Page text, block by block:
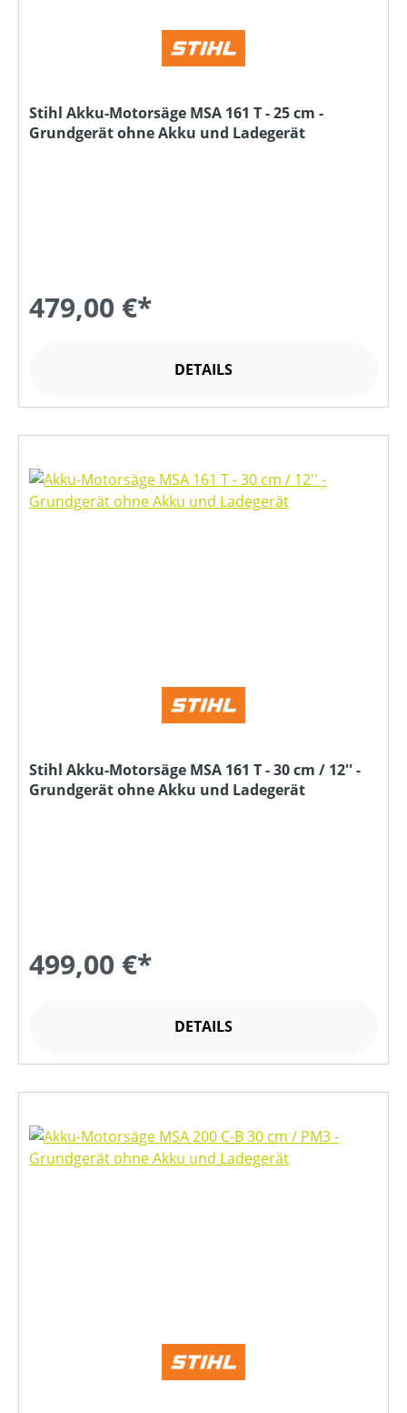
Stihl Akku-Motorsäge MSA 161 T - 25 cm -
Grundgerät ohne Akku und Ladegerät
479,00 €*
DETAILS
Stihl Akku-Motorsäge MSA 161 T - 30 cm / 12'' -
Grundgerät ohne Akku und Ladegerät
499,00 €*
DETAILS